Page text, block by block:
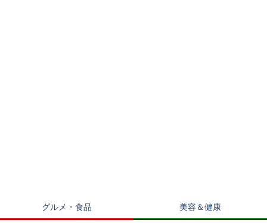
グルメ・食品 美容＆健康